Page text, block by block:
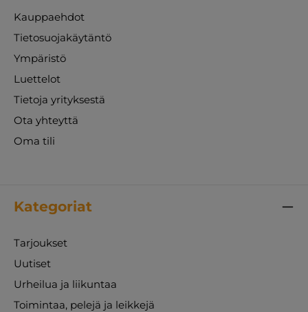
Kauppaehdot
Tietosuojakäytäntö
Ympäristö
Luettelot
Tietoja yrityksestä
Ota yhteyttä
Oma tili
Kategoriat
Tarjoukset
Uutiset
Urheilua ja liikuntaa
Toimintaa, pelejä ja leikkejä